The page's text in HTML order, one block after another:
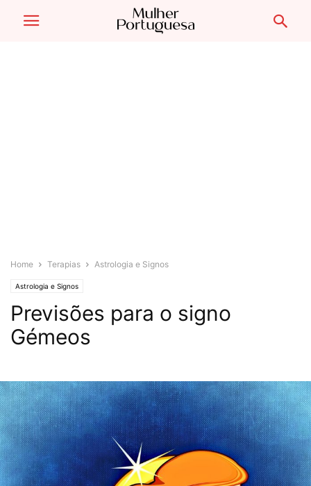
Home Terapias Astrologia e Signos
Astrologia e Signos
Previsões para o signo
Gémeos